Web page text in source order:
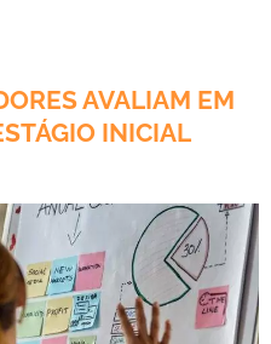
AVALIAM EM
INICIAL